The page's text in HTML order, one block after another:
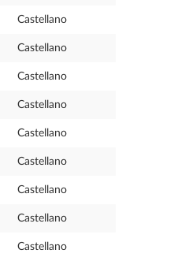
Castellano
Castellano
Castellano
Castellano
Castellano
Castellano
Castellano
Castellano
Castellano